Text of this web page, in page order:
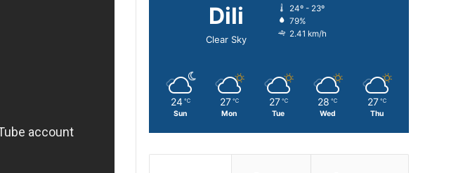
Dili
Clear Sky
24º - 23º
79%
2.41 km/h
24 ℃
Sun
27 ℃
Mon
27 ℃
Tue
28 ℃
Wed
27 ℃
Thu